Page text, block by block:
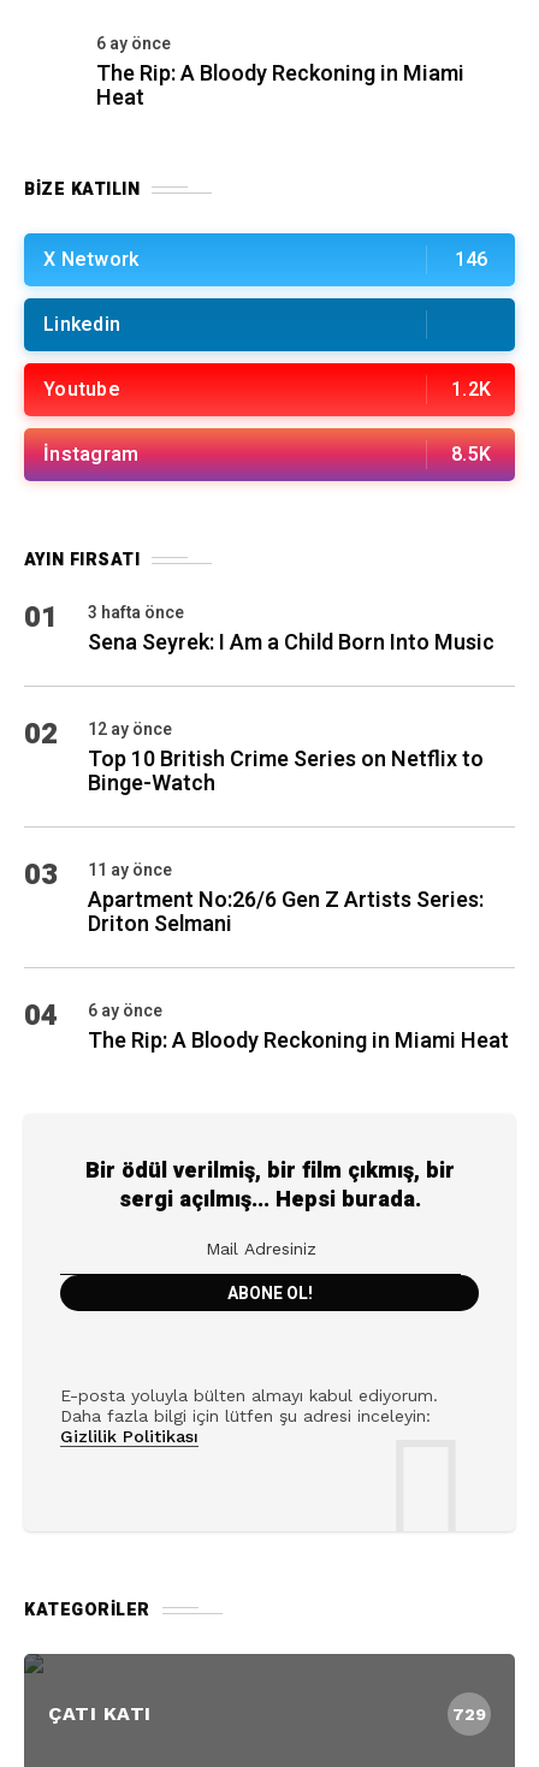
6 ay önce
The Rip: A Bloody Reckoning in Miami
Heat
BIZE KATILIN
X Network 146
Linkedin
Youtube 1.2K
İnstagram 8.5K
AYIN FIRSATI
01 3 hafta önce
Sena Seyrek: I Am a Child Born Into Music
02 12 ay önce
Top 10 British Crime Series on Netflix to
Binge-Watch
03 11 ay önce
Apartment No:26/6 Gen Z Artists Series:
Driton Selmani
04 6 ay önce
The Rip: A Bloody Reckoning in Miami Heat
Bir ödül verilmiş, bir film çıkmış, bir
sergi açılmış... Hepsi burada.
E-posta yoluyla bülten almayı kabul ediyorum.
Daha fazla bilgi için lütfen şu adresi inceleyin:
Gizlilik Politikası
KATEGORILER
ÇATI KATI 729